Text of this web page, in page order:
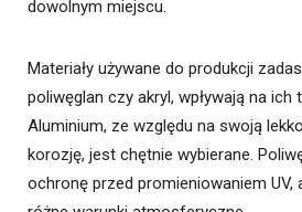
dowolnym miejscu.
Materiały używane do produkcji
poliwęglan czy akryl, wpływają na ich
Aluminium, ze względu na swoją
korozję, jest chętnie wybierane.
ochronę przed promieniowaniem UV,